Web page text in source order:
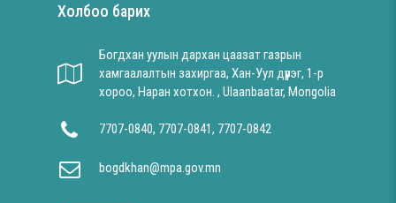
Холбоо барих
Богдхан уулын дархан цаазат газрын
хамгаалалтын захиргаа, Хан-Уул дүүрэг, 1-р
хороо, Наран хотхон. , Ulaanbaatar, Mongolia
7707-0840, 7707-0841, 7707-0842
bogdkhan@mpa.gov.mn